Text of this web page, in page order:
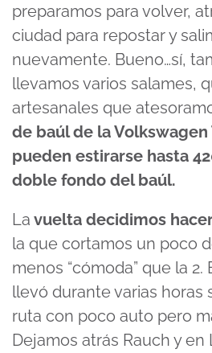
preparamos para volver,
ciudad para repostar y
nuevamente. Bueno…sí,
llevamos varios salames,
artesanales que
de baúl de la Volkswagen
pueden estirarse hasta
doble fondo del baúl.
La vuelta decidimos
la que cortamos un poco
menos “cómoda” que la 2.
llevó durante varias horas
ruta con poco auto pero
Dejamos atrás Rauch y en